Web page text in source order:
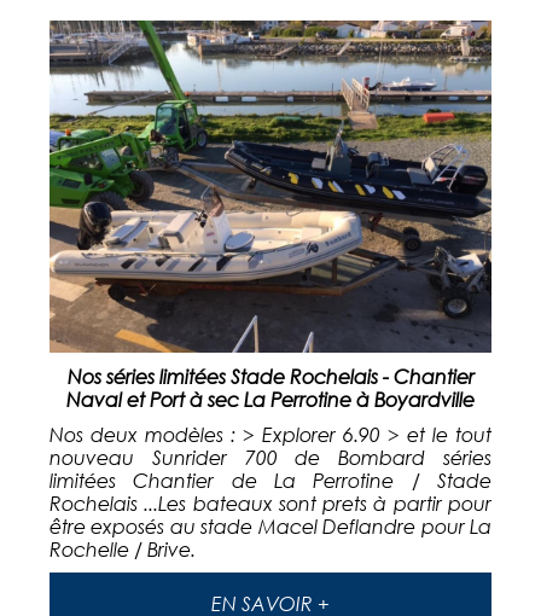
Nos séries limitées Stade Rochelais - Chantier
Naval et Port à sec La Perrotine à Boyardville
Nos deux modèles : > Explorer 6.90 > et le tout
nouveau Sunrider 700 de Bombard séries
limitées Chantier de La Perrotine / Stade
Rochelais ...Les bateaux sont prets à partir pour
être exposés au stade Macel Deflandre pour La
Rochelle / Brive.
EN SAVOIR +